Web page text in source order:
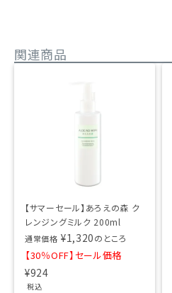
関連商品
【サマーセール】あろえの森 ク
レンジングミルク 200ml
通常価格 ¥1,320のところ
【30％OFF】セール価格
¥924
税込